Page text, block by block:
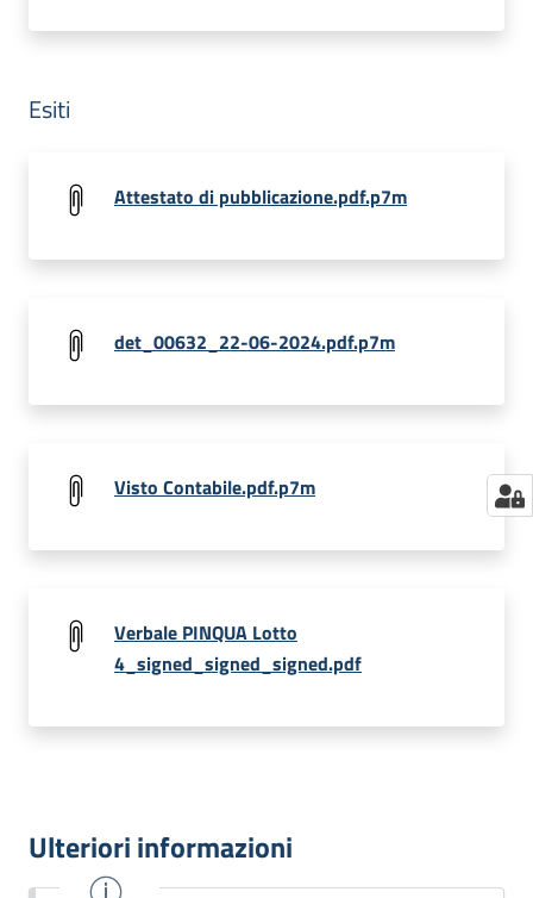
Esiti
Attestato di pubblicazione.pdf.p7m
det_00632_22-06-2024.pdf.p7m
Visto Contabile.pdf.p7m
Verbale PINQUA Lotto
4_signed_signed_signed.pdf
Ulteriori informazioni